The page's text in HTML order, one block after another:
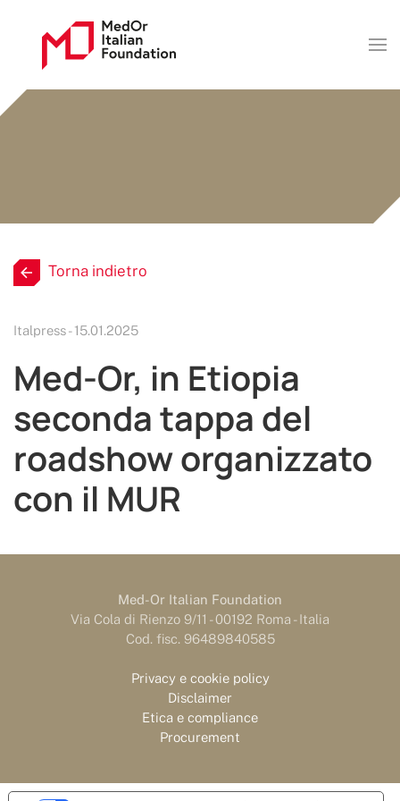
Torna indietro
Italpress - 15.01.2025
Med-Or, in Etiopia
seconda tappa del
roadshow organizzato
con il MUR
Med-Or Italian Foundation
Via Cola di Rienzo 9/11 - 00192 Roma - Italia
Cod. fisc. 96489840585
Privacy e cookie policy
Disclaimer
Etica e compliance
Procurement